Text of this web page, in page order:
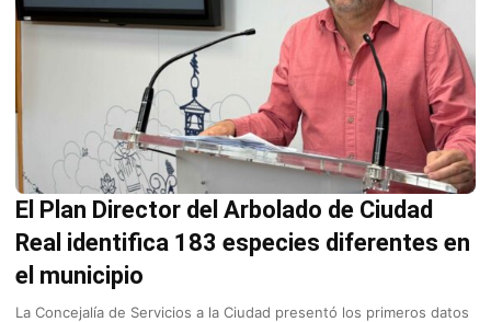
El Plan Director del Arbolado de Ciudad
Real identifica 183 especies diferentes en
el municipio
La Concejalía de Servicios a la Ciudad presentó los primeros datos